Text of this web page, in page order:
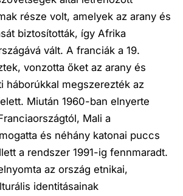
része volt, amelyek az arany és
biztosították, így Afrika
vált. A franciák a 19.
vonzotta őket az arany és
háborúkkal megszerezték az
Miután 1960-ban elnyerte
Mali a
és néhány katonai puccs
a rendszer 1991-ig fennmaradt.
az ország etnikai,
identitásainak